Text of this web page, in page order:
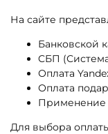
На сайте
Банковской
CБП
Оплата
Оплата
Применение
Для выбора